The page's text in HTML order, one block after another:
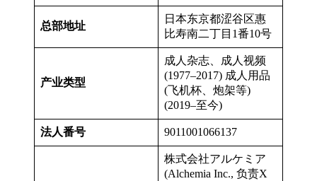
总部地址
日本东京都涩谷区惠
比寿南二丁目1番10号
产业类型
成人杂志、成人视频
(1977–2017) 成人用品
(飞机杯、炮架等)
(2019–至今)
法人番号 9011001066137
株式会社アルケミア
(Alchemia Inc., 负责X